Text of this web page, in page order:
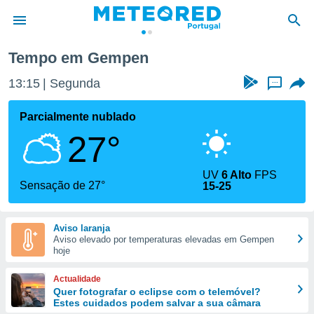
da
foi
fornecidas
a este
das
e
forma
digital
Tempo em Gempen
13:15 Segunda ...
Parcialmente nublado
27°
Sensação de 27°
UV6 Alto FPS
15-25
Aviso laranja
Aviso elevado por temperaturas elevadas em Gempen
hoje
Actualidade
Quer fotografar o eclipse com o telemóvel?
Estes cuidados podem salvar a sua câmara